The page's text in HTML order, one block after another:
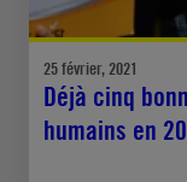
25 février, 2021
Déjà cinq
humains en